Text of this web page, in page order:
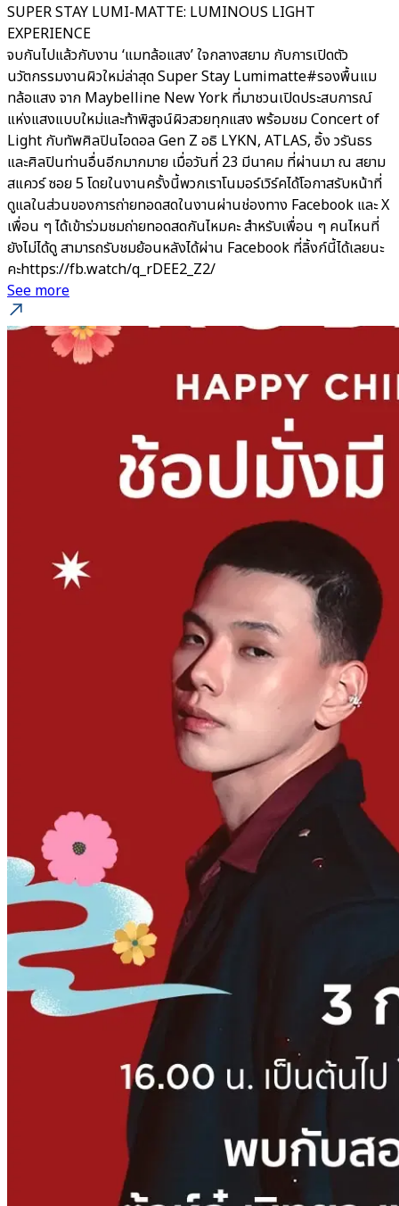
SUPER STAY LUMI-MATTE: LUMINOUS LIGHT
EXPERIENCE
จบกันไปแล้วกับงาน ‘แมทล้อแสง’ ใจกลางสยาม กับการเปิดตัว
นวัตกรรมงานผิวใหม่ล่าสุด Super Stay Lumimatte#รองพื้นแม
ทล้อแสง จาก Maybelline New York ที่มาชวนเปิดประสบการณ์
แห่งแสงแบบใหม่และท้าพิสูจน์ผิวสวยทุกแสง พร้อมชม Concert of
Light กับทัพศิลปินไอดอล Gen Z อธิ LYKN, ATLAS, อิ้ง วรันธร
และศิลปินท่านอื่นอีกมากมาย เมื่อวันที่ 23 มีนาคม ที่ผ่านมา ณ สยาม
สแควร์ ซอย 5 โดยในงานครั้งนี้พวกเราโนมอร์เวิร์คได้โอกาสรับหน้าที่
ดูแลในส่วนของการถ่ายทอดสดในงานผ่านช่องทาง Facebook และ X
เพื่อน ๆ ได้เข้าร่วมชมถ่ายทอดสดกันไหมคะ สำหรับเพื่อน ๆ คนไหนที่
ยังไม่ได้ดู สามารถรับชมย้อนหลังได้ผ่าน Facebook ที่ลิ้งก์นี้ได้เลยนะ
คะhttps://fb.watch/q_rDEE2_Z2/
See more